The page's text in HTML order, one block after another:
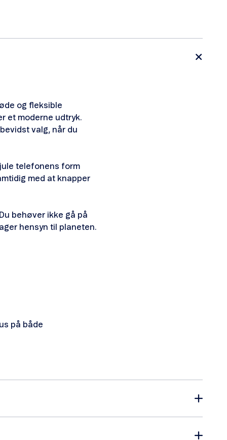
og fleksible
et moderne udtryk.
valg, når du
telefonens form
med at knapper
behøver ikke gå på
hensyn til planeten.
på både